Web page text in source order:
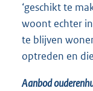
‘geschikt te
woont echter
te blijven
optreden en
Aanbod